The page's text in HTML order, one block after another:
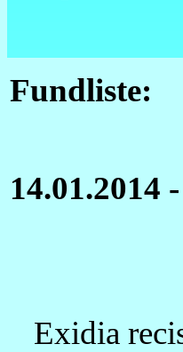
Fundliste:
14.01.2014